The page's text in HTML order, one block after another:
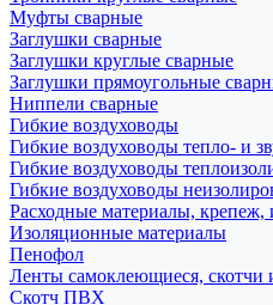
Муфты сварные
Заглушки сварные
Заглушки круглые сварные
Заглушки прямоугольные
Ниппели сварные
Гибкие воздуховоды
Гибкие воздуховоды тепло- и
Гибкие воздуховоды
Гибкие воздуховоды
Расходные материалы, крепеж,
Изоляционные материалы
Пенофол
Ленты самоклеющиеся,
Скотч ПВХ